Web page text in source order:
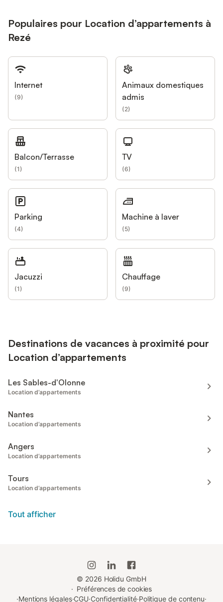
Populaires pour Location d’appartements à
Rezé
Internet
(9)
Animaux domestiques
admis
(2)
Balcon/Terrasse
(1)
TV
(6)
Parking
(4)
Machine à laver
(5)
Jacuzzi
(1)
Chauffage
(9)
Destinations de vacances à proximité pour
Location d’appartements
Les Sables-d'Olonne
Location d’appartements
Nantes
Location d’appartements
Angers
Location d’appartements
Tours
Location d’appartements
Tout afficher
© 2026 Holidu GmbH
· Préférences de cookies
·Mentions légales·CGU·Confidentialité·Politique de contenu·